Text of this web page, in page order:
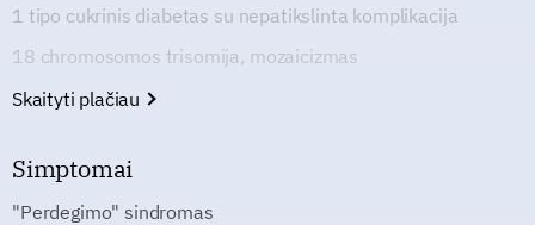
1 tipo cukrinis diabetas su nepatikslinta komplikacija
18 chromosomos trisomija, mozaicizmas
Skaityti plačiau
Simptomai
"Perdegimo" sindromas